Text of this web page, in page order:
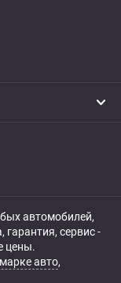
автомобилей,
гарантия, сервис -
цены.
авто,